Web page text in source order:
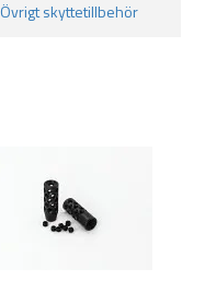
Övrigt skyttetillbehör